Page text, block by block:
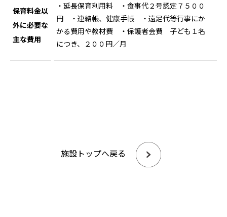
保育料金以
外に必要な
主な費用
・延長保育利用料 ・食事代２号認定７５００
円 ・連絡帳、健康手帳 ・遠足代等行事にか
かる費用や教材費 ・保護者会費 子ども１名
につき、２００円／月
施設トップへ戻る